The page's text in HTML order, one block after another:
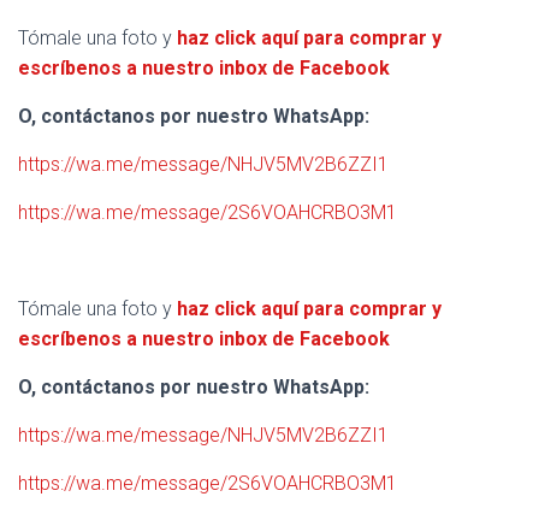
Tómale una foto y haz click aquí para comprar y
escríbenos a nuestro inbox de Facebook
O, contáctanos por nuestro WhatsApp:
https://wa.me/message/NHJV5MV2B6ZZI1
https://wa.me/message/2S6VOAHCRBO3M1
Tómale una foto y haz click aquí para comprar y
escríbenos a nuestro inbox de Facebook
O, contáctanos por nuestro WhatsApp:
https://wa.me/message/NHJV5MV2B6ZZI1
https://wa.me/message/2S6VOAHCRBO3M1